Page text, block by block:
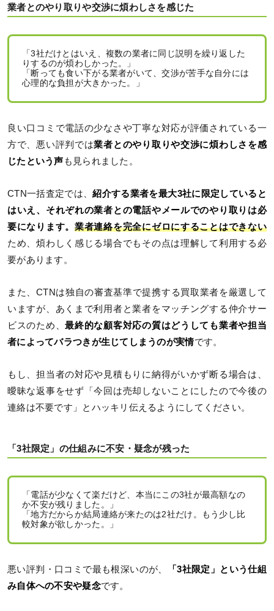
業者とのやり取りや交渉に煩わしさを感じた
「3社だけとはいえ、複数の業者に同じ説明を繰り返した
りするのが煩わしかった。」
「断っても食い下がる業者がいて、交渉が苦手な自分には
心理的な負担が大きかった。」
良い口コミで電話の少なさや丁寧な対応が評価されている一
方で、悪い評判では業者とのやり取りや交渉に煩わしさを感
じたという声も見られました。
CTN一括査定では、紹介する業者を最大3社に限定していると
はいえ、それぞれの業者との電話やメールでのやり取りは必
要になります。業者連絡を完全にゼロにすることはできない
ため、煩わしく感じる場合でもその点は理解して利用する必
要があります。
また、CTNは独自の審査基準で提携する買取業者を厳選して
いますが、あくまで利用者と業者をマッチングする仲介サー
ビスのため、最終的な顧客対応の質はどうしても業者や担当
者によってバラつきが生じてしまうのが実情です。
もし、担当者の対応や見積もりに納得がいかず断る場合は、
曖昧な返事をせず「今回は売却しないことにしたので今後の
連絡は不要です」とハッキリ伝えるようにしてください。
「3社限定」の仕組みに不安・疑念が残った
「電話が少なくて楽だけど、本当にこの3社が最高額なの
か不安が残りました。」
「地方だからか結局連絡が来たのは2社だけ。もう少し比
較対象が欲しかった。」
悪い評判・口コミで最も根深いのが、
「3社限定」という仕組
み自体への不安や疑念です。